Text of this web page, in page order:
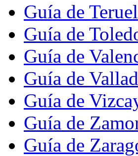
Guía de Teruel
Guía de
Guía de
Guía de
Guía de
Guía de
Guía de